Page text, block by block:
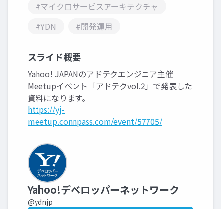
#マイクロサービスアーキテクチャ
#YDN
#開発運用
スライド概要
Yahoo! JAPANのアドテクエンジニア主催
Meetupイベント「アドテクvol.2」で発表した
資料になります。
https://yj-
meetup.connpass.com/event/57705/
Yahoo!デベロッパーネットワーク
@ydnjp